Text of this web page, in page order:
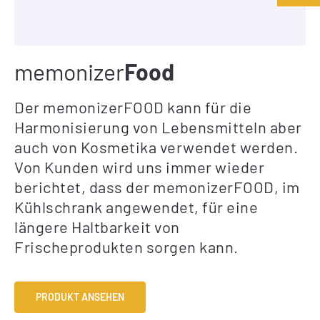
memonizerFood
Der memonizerFOOD kann für die
Harmonisierung von Lebensmitteln aber
auch von Kosmetika verwendet werden.
Von Kunden wird uns immer wieder
berichtet, dass der memonizerFOOD, im
Kühlschrank angewendet, für eine
längere Haltbarkeit von
Frischeprodukten sorgen kann.
PRODUKT ANSEHEN